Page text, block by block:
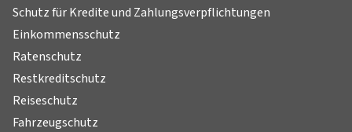
Schutz für Kredite und Zahlungsverpflichtungen
Einkommensschutz
Ratenschutz
Restkreditschutz
Reiseschutz
Fahrzeugschutz